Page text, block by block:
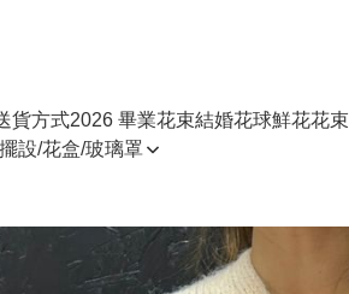
貨方式2026 畢業花束結婚花球鮮花花束
設/花盒/玻璃罩